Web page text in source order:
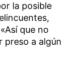
la posible
que no
preso a algún